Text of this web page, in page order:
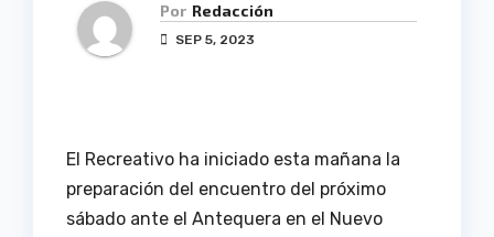
Por Redacción
SEP 5, 2023
El Recreativo ha iniciado esta mañana la
preparación del encuentro del próximo
sábado ante el Antequera en el Nuevo